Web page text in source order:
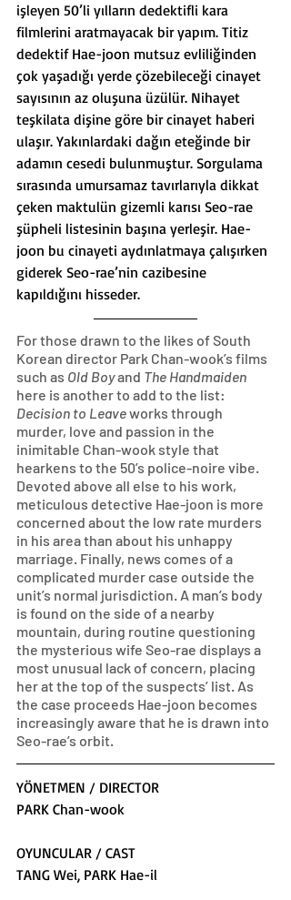
işleyen 50’li yılların dedektifli kara
filmlerini aratmayacak bir yapım. Titiz
dedektif Hae-joon mutsuz evliliğinden
çok yaşadığı yerde çözebileceği cinayet
sayısının az oluşuna üzülür. Nihayet
teşkilata dişine göre bir cinayet haberi
ulaşır. Yakınlardaki dağın eteğinde bir
adamın cesedi bulunmuştur. Sorgulama
sırasında umursamaz tavırlarıyla dikkat
çeken maktulün gizemli karısı Seo-rae
şüpheli listesinin başına yerleşir. Hae-
joon bu cinayeti aydınlatmaya çalışırken
giderek Seo-rae’nin cazibesine
kapıldığını hisseder.
For those drawn to the likes of South
Korean director Park Chan-wook’s films
such as Old Boy and The Handmaiden
here is another to add to the list:
Decision to Leave works through
murder, love and passion in the
inimitable Chan-wook style that
hearkens to the 50’s police-noire vibe.
Devoted above all else to his work,
meticulous detective Hae-joon is more
concerned about the low rate murders
in his area than about his unhappy
marriage. Finally, news comes of a
complicated murder case outside the
unit’s normal jurisdiction. A man’s body
is found on the side of a nearby
mountain, during routine questioning
the mysterious wife Seo-rae displays a
most unusual lack of concern, placing
her at the top of the suspects’ list. As
the case proceeds Hae-joon becomes
increasingly aware that he is drawn into
Seo-rae’s orbit.
YÖNETMEN / DIRECTOR
PARK Chan-wook
OYUNCULAR / CAST
TANG Wei, PARK Hae-il